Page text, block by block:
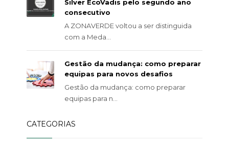
Silver EcoVadis pelo segundo ano
consecutivo
A ZONAVERDE voltou a ser distinguida
com a Meda...
Gestão da mudança: como preparar
equipas para novos desafios
Gestão da mudança: como preparar
equipas para n...
CATEGORIAS